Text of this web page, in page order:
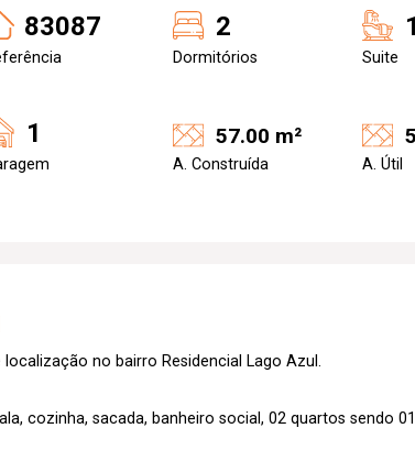
83087 2
Dormitórios
1
Suite
1 57.00 m²
A. Construída A. Útil
no bairro Residencial Lago Azul.
cozinha, sacada, banheiro social, 02 quartos sendo